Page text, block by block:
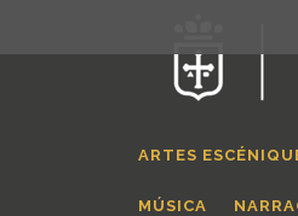
ARTES
MÚSICA